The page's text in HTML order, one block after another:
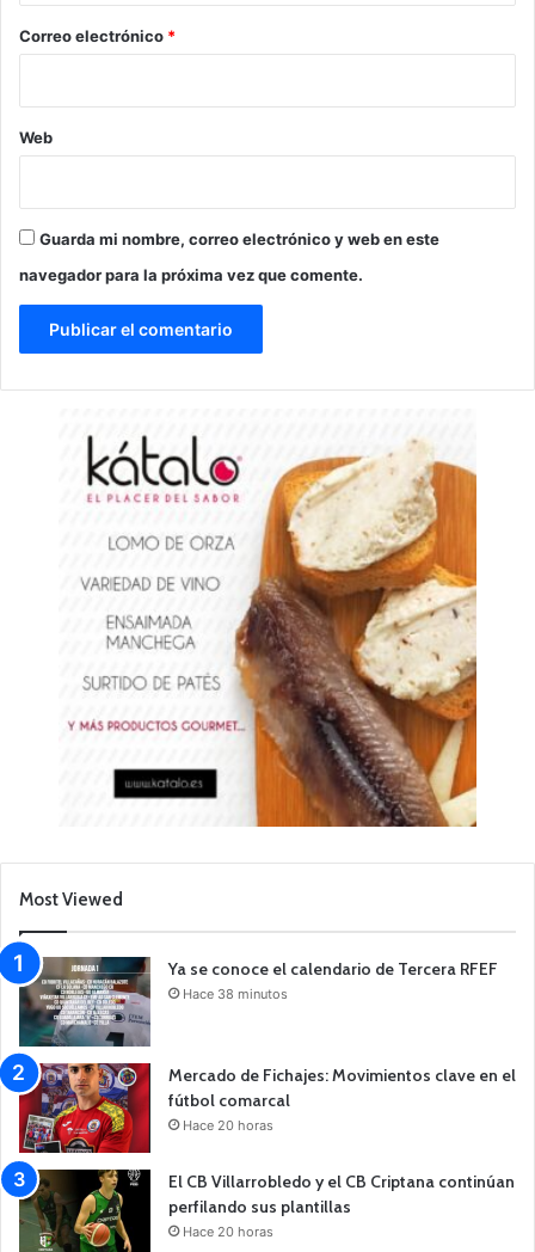
*
Correo electrónico *
Web
Guarda mi nombre, correo electrónico y web en este
navegador para la próxima vez que comente.
Most Viewed
Ya se conoce el calendario de Tercera RFEF
Hace 38 minutos
Mercado de Fichajes: Movimientos clave en el
fútbol comarcal
Hace 20 horas
El CB Villarrobledo y el CB Criptana continúan
perfilando sus plantillas
Hace 20 horas